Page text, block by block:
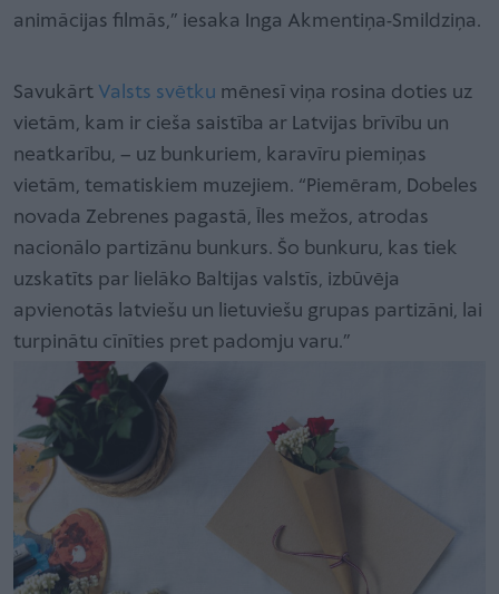
animācijas filmās,” iesaka Inga Akmentiņa-Smildziņa.
Savukārt Valsts svētku mēnesī viņa rosina doties uz
vietām, kam ir cieša saistība ar Latvijas brīvību un
neatkarību, – uz bunkuriem, karavīru piemiņas
vietām, tematiskiem muzejiem. “Piemēram, Dobeles
novada Zebrenes pagastā, Īles mežos, atrodas
nacionālo partizānu bunkurs. Šo bunkuru, kas tiek
uzskatīts par lielāko Baltijas valstīs, izbūvēja
apvienotās latviešu un lietuviešu grupas partizāni, lai
turpinātu cīnīties pret padomju varu.”